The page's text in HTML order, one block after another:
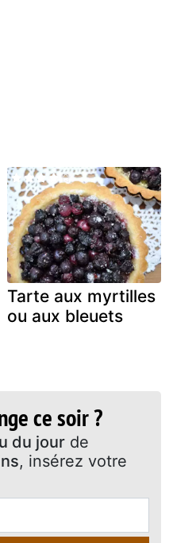
Tarte aux myrtilles
ou aux bleuets
ce soir ?
du jour de
, insérez votre